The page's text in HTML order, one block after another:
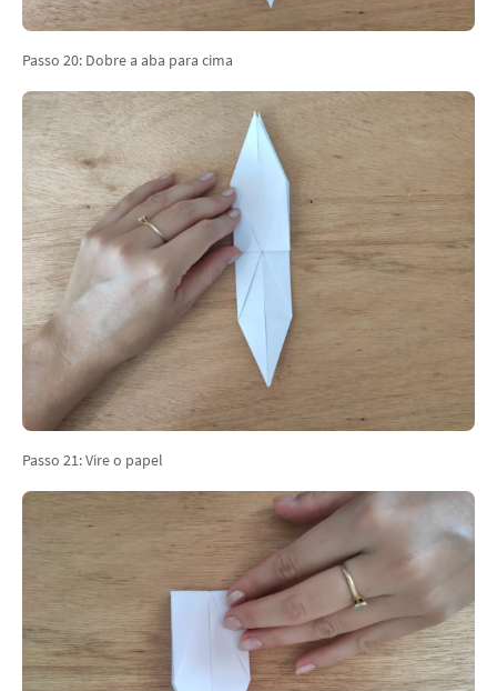
Passo 20: Dobre a aba para cima
Passo 21: Vire o papel